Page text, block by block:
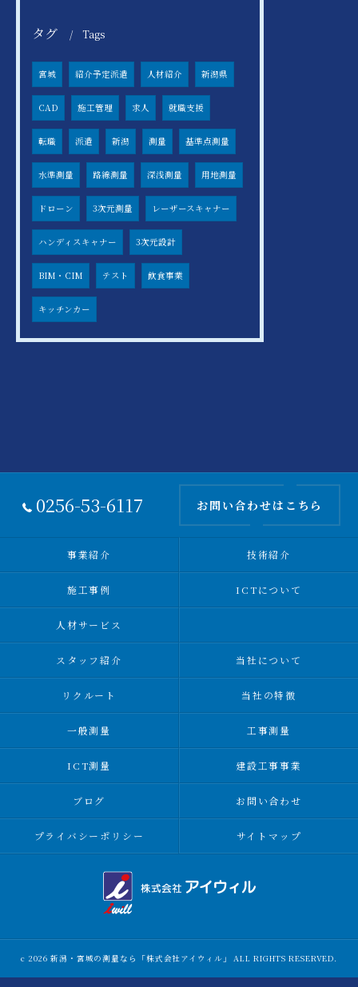
タグ Tags
宮城 紹介予定派遣 人材紹介 新潟県
CAD 施工管理 求人 就職支援
転職 派遣 新潟 測量 基準点測量
水準測量 路線測量 深浅測量 用地測量
ドローン 3次元測量 レーザースキャナー
ハンディスキャナー 3次元設計
BIM・CIM テスト 飲食事業
キッチンカー
0256-53-6117 お問い合わせはこちら
事業紹介 技術紹介
施工事例 ICTについて
人材サービス
スタッフ紹介 当社について
リクルート 当社の特徴
一般測量 工事測量
ICT測量 建設工事事業
ブログ お問い合わせ
プライバシーポリシー サイトマップ
c 2026 新潟・宮城の測量なら「株式会社アイウィル」 ALL RIGHTS RESERVED.